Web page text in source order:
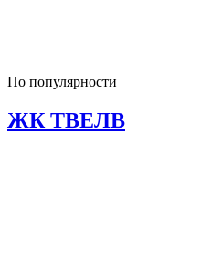
По популярности
ЖК ТВЕЛВ